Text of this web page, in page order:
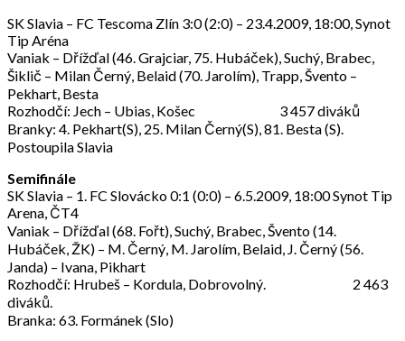
SK Slavia – FC Tescoma Zlín 3:0 (2:0) – 23.4.2009, 18:00, Synot
Tip Aréna
Vaniak – Dřížďal (46. Grajciar, 75. Hubáček), Suchý, Brabec,
Šiklič – Milan Černý, Belaid (70. Jarolím), Trapp, Švento –
Pekhart, Besta
Rozhodčí: Jech – Ubias, Košec 3 457 diváků
Branky: 4. Pekhart(S), 25. Milan Černý(S), 81. Besta (S).
Postoupila Slavia
Semifinále
SK Slavia – 1. FC Slovácko 0:1 (0:0) – 6.5.2009, 18:00 Synot Tip
Arena, ČT4
Vaniak – Dřížďal (68. Fořt), Suchý, Brabec, Švento (14.
Hubáček, ŽK) – M. Černý, M. Jarolím, Belaid, J. Černý (56.
Janda) – Ivana, Pikhart
Rozhodčí: Hrubeš – Kordula, Dobrovolný. 2 463
diváků.
Branka: 63. Formánek (Slo)